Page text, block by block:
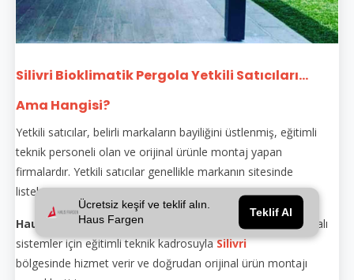
Ücretsiz keşif ve teklif alın.
Haus Fargen
Teklif Al
Silivri Bioklimatik Pergola Yetkili Satıcıları...
Ama Hangisi?
Yetkili satıcılar, belirli markaların bayiliğini üstlenmiş, eğitimli
teknik personeli olan ve orijinal ürünle montaj yapan
firmalardır. Yetkili satıcılar genellikle markanın sitesinde
listelenir.
Haus Fargen, hem yetkili satıcı hem de üretici olarak markalı
sistemler için eğitimli teknik kadrosuylaSilivri
bölgesinde hizmet verir ve doğrudan orijinal ürün montajı